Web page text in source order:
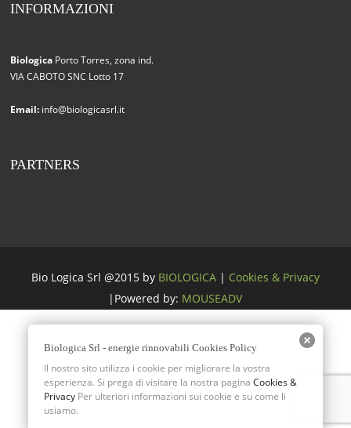
INFORMAZIONI
Biologica Porto Torres, zona ind.
VIA CABOTO SNC Lotto 17
Email: info@biologicasrl.it
PARTNERS
Bio Logica Srl @2015 by BIOLOGICA| Cookies & Privacy
|Powered by: MOUSEADV
Biologica Srl - energie rinnovabili Cookies Policy
Il nostro sito utilizza i cookie per migliorare la vostra
esperienza. Si prega di visitare la nostra pagina Cookies &
Privacy Per ulteriori informazioni sui cookie e su come li
usiamo.